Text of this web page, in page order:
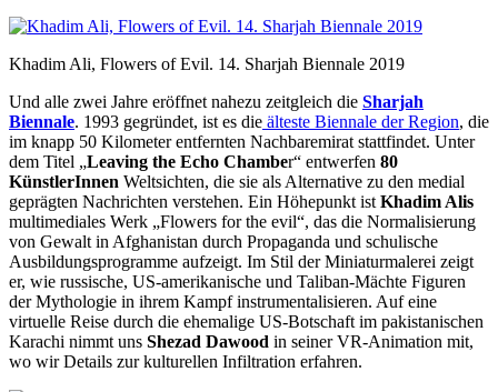
Khadim Ali, Flowers of Evil. 14. Sharjah Biennale 2019
Und alle zwei Jahre eröffnet nahezu zeitgleich die Sharjah
Biennale. 1993 gegründet, ist es die älteste Biennale der Region, die
im knapp 50 Kilometer entfernten Nachbaremirat stattfindet. Unter
dem Titel „Leaving the Echo Chamber“ entwerfen 80
KünstlerInnen Weltsichten, die sie als Alternative zu den medial
geprägten Nachrichten verstehen. Ein Höhepunkt ist Khadim Alis
multimediales Werk „Flowers for the evil“, das die Normalisierung
von Gewalt in Afghanistan durch Propaganda und schulische
Ausbildungsprogramme aufzeigt. Im Stil der Miniaturmalerei zeigt
er, wie russische, US-amerikanische und Taliban-Mächte Figuren
der Mythologie in ihrem Kampf instrumentalisieren. Auf eine
virtuelle Reise durch die ehemalige US-Botschaft im pakistanischen
Karachi nimmt uns Shezad Dawood in seiner VR-Animation mit,
wo wir Details zur kulturellen Infiltration erfahren.